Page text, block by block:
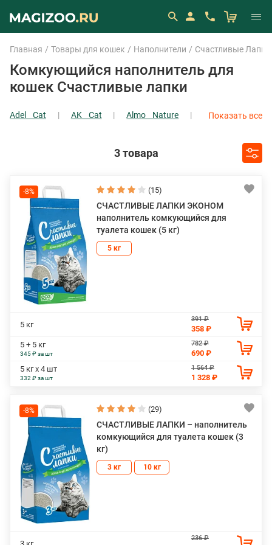
Главная Товары для кошек Наполнители Счастливые Лапки
Комкующийся наполнитель для
кошек Счастливые лапки
Adel Cat AK Cat
Almo Nature
Показать все
3 товара
-8% (15)
СЧАСТЛИВЫЕ ЛАПКИ ЭКОНОМ
наполнитель комкующийся для
туалета кошек (5 кг)
5 кг
5 кг
391 ₽
358 ₽
5 + 5 кг
345 ₽ за шт
782 ₽
690 ₽
5 кг х 4 шт
332 ₽ за шт
1 564 ₽
1 328 ₽
-8% (29)
СЧАСТЛИВЫЕ ЛАПКИ – наполнитель
комкующийся для туалета кошек (3
кг)
3 кг 10 кг
236 ₽